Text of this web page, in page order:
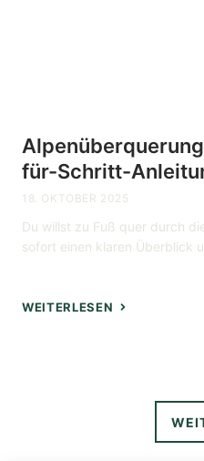
für-Schritt-
18. OKTOBER 2025
Du willst zu Fuß quer durch
sofort einen klaren Überblick
WEITERLESEN